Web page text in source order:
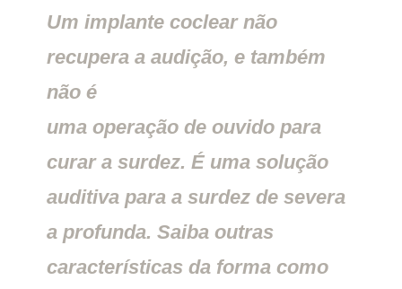
Um implante coclear não
recupera a audição, e também
não é
uma operação de ouvido para
curar a surdez. É uma solução
auditiva para a surdez de severa
a profunda. Saiba outras
características da forma como